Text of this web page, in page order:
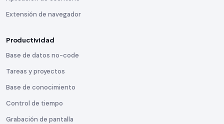
Extensión de navegador
Productividad
Base de datos no-code
Tareas y proyectos
Base de conocimiento
Control de tiempo
Grabación de pantalla